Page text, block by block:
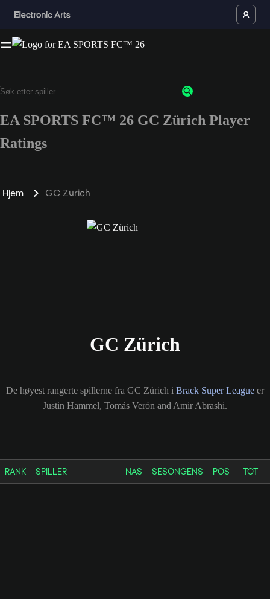
EA SPORTS FC™ 26 GC Zürich Player
Ratings
Hjem GC Zürich
GC Zürich
De høyest rangerte spillerne fra GC Zürich i Brack Super League er
Justin Hammel, Tomás Verón and Amir Abrashi.
RANK SPILLER NAS SESONGENS POS TOT